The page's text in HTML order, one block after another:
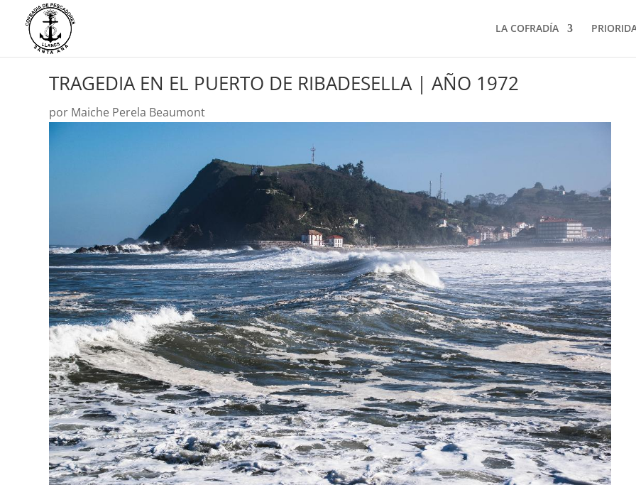
LA COFRADÍA
TRAGEDIA EN EL PUERTO DE RIBADESELLA | AÑO 1972
por Maiche Perela Beaumont